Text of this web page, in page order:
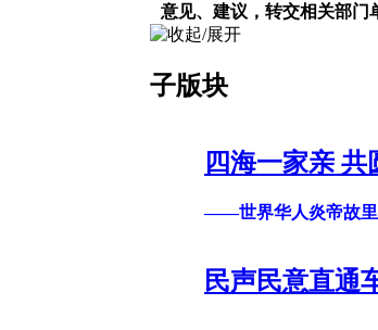
意见、建议，转交相关部门
子版块
四海一家亲 共
——世界华人炎帝故里
民声民意直通